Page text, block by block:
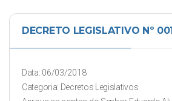
DECRETO LEGISLATIVO Nº
Data: 06/03/2018
Categoria: Decretos Legislativos